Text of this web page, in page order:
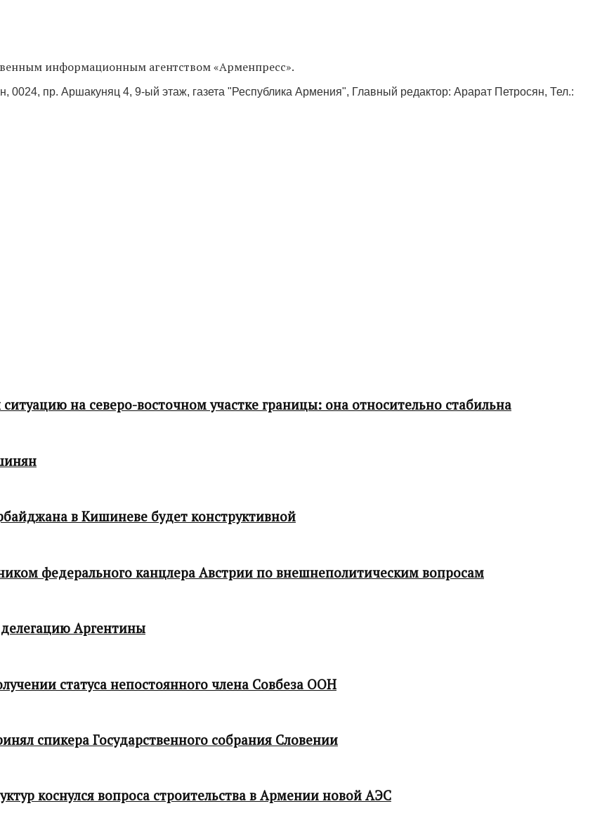
информационным агентством «Арменпресс».
0024, пр. Аршакуняц 4, 9-ый этаж, газета "Республика Армения", Главный редактор: Арарат Петросян, Тел.:
на северо-восточном участке границы: она относительно стабильна
в Кишиневе будет конструктивной
федерального канцлера Австрии по внешнеполитическим вопросам
Аргентины
статуса непостоянного члена Совбеза ООН
спикера Государственного собрания Словении
коснулся вопроса строительства в Армении новой АЭС